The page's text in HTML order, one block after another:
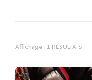
Affichage : 1 RÉSULTATS